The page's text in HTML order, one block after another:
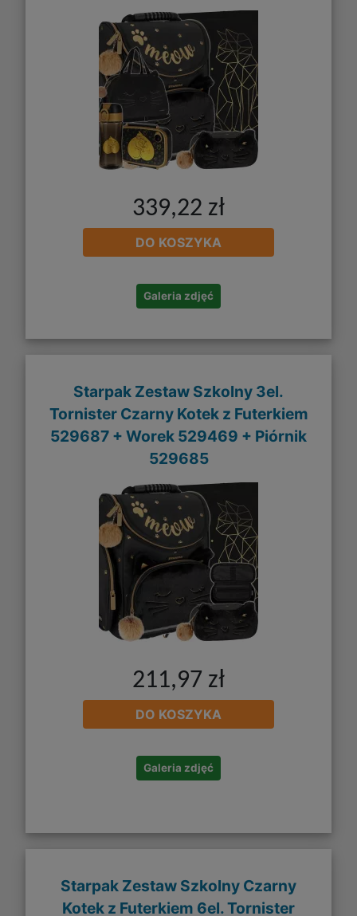
339,22 zł
DO KOSZYKA
Galeria zdjęć
Starpak Zestaw Szkolny 3el.
Tornister Czarny Kotek z Futerkiem
529687 + Worek 529469 + Piórnik
529685
211,97 zł
DO KOSZYKA
Galeria zdjęć
Starpak Zestaw Szkolny Czarny
Kotek z Futerkiem 6el. Tornister